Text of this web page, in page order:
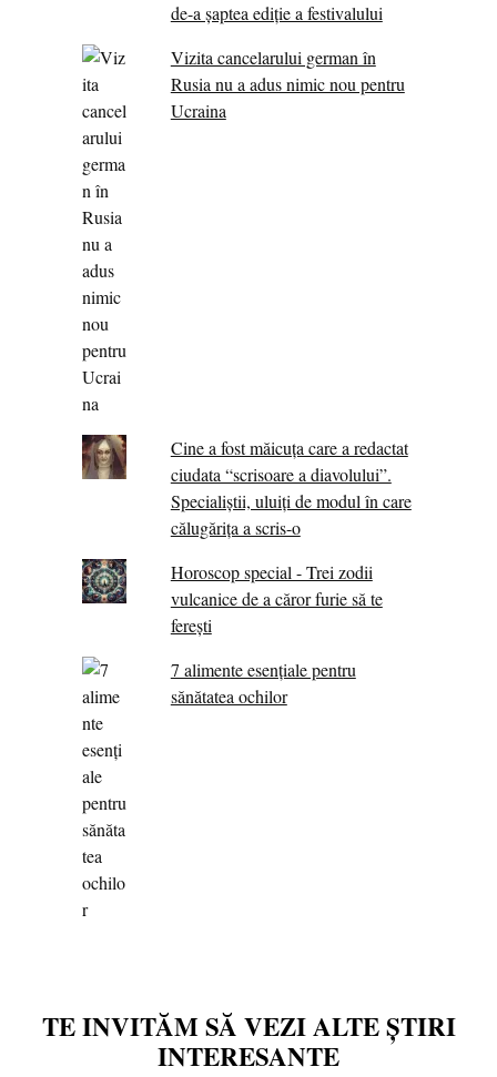
de-a șaptea ediție a festivalului
Vizita cancelarului german în
Rusia nu a adus nimic nou pentru
Ucraina
Cine a fost măicuţa care a redactat
ciudata “scrisoare a diavolului”.
Specialiştii, uluiţi de modul în care
călugărița a scris-o
Horoscop special - Trei zodii
vulcanice de a căror furie să te
ferești
7 alimente esenţiale pentru
sănătatea ochilor
TE INVITĂM SĂ VEZI ALTE ȘTIRI
INTERESANTE